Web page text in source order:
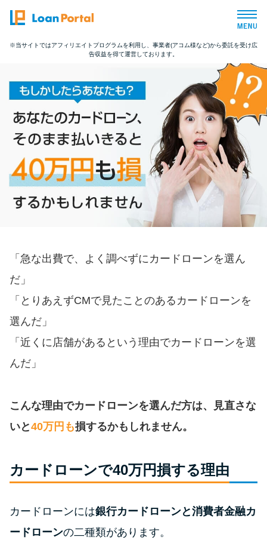
トップページ
おすすめコンテンツ
総合人気ランキング
とにかくすぐ借りたい方向け
バレずに借りたい方向け
カードローン診断
カードローンQ&A
リボ払いをそのまま払いきると
損！
カードローンの見直しで40万円
得した話
最速！最短40分で借りられるカ
ードローン
※当サイトではアフィリエイトプログラムを利用し、事業者(アコム様など)から委託を受け広
告収益を得て運営しております。
「急な出費で、よく調べずにカードローンを選ん
だ」
「とりあえずCMで見たことのあるカードローンを
選んだ」
「近くに店舗があるという理由でカードローンを選
んだ」
こんな理由でカードローンを選んだ方は、見直さな
いと40万円も損するかもしれません。
カードローンで40万円損する理由
カードローンには銀行カードローンと消費者金融カ
ードローンの二種類があります。